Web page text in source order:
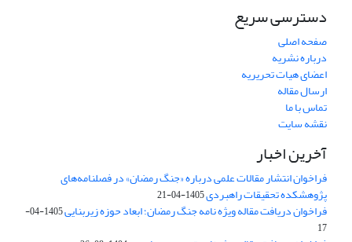
دسترسی سریع
صفحه اصلی
درباره نشریه
اعضای هیات تحریریه
ارسال مقاله
تماس با ما
نقشه سایت
آخرین اخبار
فراخوان انتشار مقالات علمی درباره «جنگ رمضان» در فصلنامه‌های
پژوهشکده تحقیقات راهبردی1405-04-21
فراخوان دریافت مقاله ویژه نامه جنگ رمضان؛ ابعاد حوزه زیربنایی
1405-04-
17